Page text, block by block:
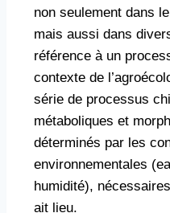
non seulement dans
mais aussi dans
référence à un
contexte de
série de processus
métaboliques et
déterminés par les
environnementales
humidité),
ait lieu.